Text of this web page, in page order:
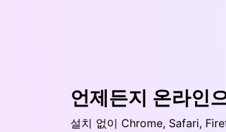
언제든지 온라인
설치 없이 Chrome, Safari,